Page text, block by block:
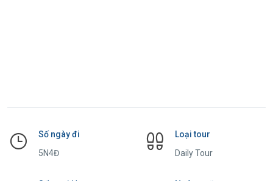
Số ngày đi
5N4Đ
Loại tour
Daily Tour